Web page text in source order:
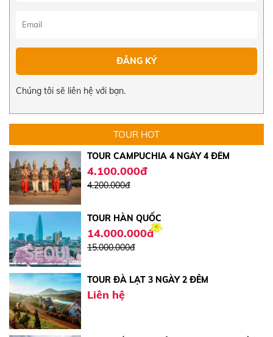
Chúng tôi sẽ liên hệ với bạn.
TOUR HOT
5.550.000đ
TOUR HÀN QUỐC 4 NGÀY 4 ĐÊM
17.000.000đ
TOUR CAMPUCHIA 4 NGÀY 4 ĐÊM
4.100.000đ
4.200.000đ
TOUR HÀN QUỐC
15.000.000đ
TOUR ĐÀ LẠT 3 NGÀY 2 ĐÊM